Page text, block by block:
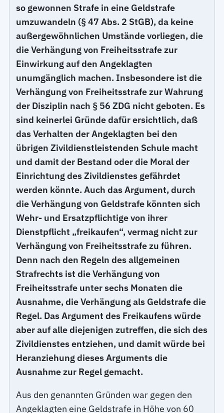
so gewonnen Strafe in eine Geldstrafe
umzuwandeln (§ 47 Abs. 2 StGB), da keine
außergewöhnlichen Umstände vorliegen, die
die Verhängung von Freiheitsstrafe zur
Einwirkung auf den Angeklagten
unumgänglich machen. Insbesondere ist die
Verhängung von Freiheitsstrafe zur Wahrung
der Disziplin nach § 56 ZDG nicht geboten. Es
sind keinerlei Gründe dafür ersichtlich, daß
das Verhalten der Angeklagten bei den
übrigen Zivildienstleistenden Schule macht
und damit der Bestand oder die Moral der
Einrichtung des Zivildienstes gefährdet
werden könnte. Auch das Argument, durch
die Verhängung von Geldstrafe könnten sich
Wehr- und Ersatzpflichtige von ihrer
Dienstpflicht „freikaufen“, vermag nicht zur
Verhängung von Freiheitsstrafe zu führen.
Denn nach den Regeln des allgemeinen
Strafrechts ist die Verhängung von
Freiheitsstrafe unter sechs Monaten die
Ausnahme, die Verhängung als Geldstrafe die
Regel. Das Argument des Freikaufens würde
aber auf alle diejenigen zutreffen, die sich des
Zivildienstes entziehen, und damit würde bei
Heranziehung dieses Arguments die
Ausnahme zur Regel gemacht.
Aus den genannten Gründen war gegen den
Angeklagten eine Geldstrafe in Höhe von 60